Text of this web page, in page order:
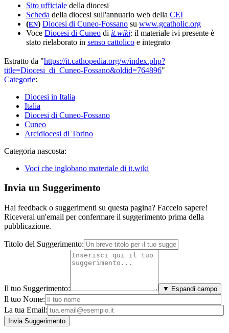
Sito ufficiale della diocesi
Scheda della diocesi sull'annuario web della CEI
(EN) Diocesi di Cuneo-Fossano su www.gcatholic.org
Voce Diocesi di Cuneo di it.wiki: il materiale ivi presente è
stato rielaborato in senso cattolico e integrato
Estratto da "https://it.cathopedia.org/w/index.php?
title=Diocesi_di_Cuneo-Fossano&oldid=764896"
Categorie:
Diocesi in Italia
Italia
Diocesi di Cuneo-Fossano
Cuneo
Arcidiocesi di Torino
Categoria nascosta:
Voci che inglobano materiale di it.wiki
Invia un Suggerimento
Hai feedback o suggerimenti su questa pagina? Faccelo sapere!
Riceverai un'email per confermare il suggerimento prima della
pubblicazione.
Titolo del Suggerimento:
Il tuo Suggerimento: ▼ Espandi campo
Il tuo Nome:
La tua Email: